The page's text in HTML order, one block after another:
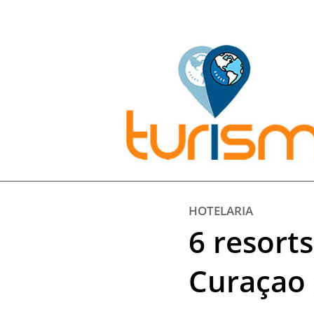
Pesquisar:
HOTELARIA
6